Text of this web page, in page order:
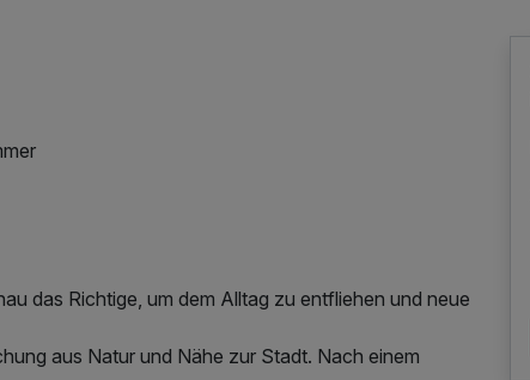
das Richtige, um dem Alltag zu entfliehen und neue
aus Natur und Nähe zur Stadt. Nach einem